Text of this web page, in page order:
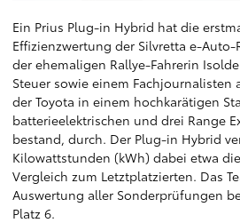
Ein Prius Plug-in Hybrid hat die
Effizienzwertung der Silvretta e-
der ehemaligen Rallye-Fahrerin
Steuer sowie einem Fachjournalisten
der Toyota in einem hochkarätigen
batterieelektrischen und drei Range
bestand, durch. Der Plug-in Hybrid
Kilowattstunden (kWh) dabei etwa
Vergleich zum Letztplatzierten. Das
Auswertung aller Sonderprüfungen
Platz 6.